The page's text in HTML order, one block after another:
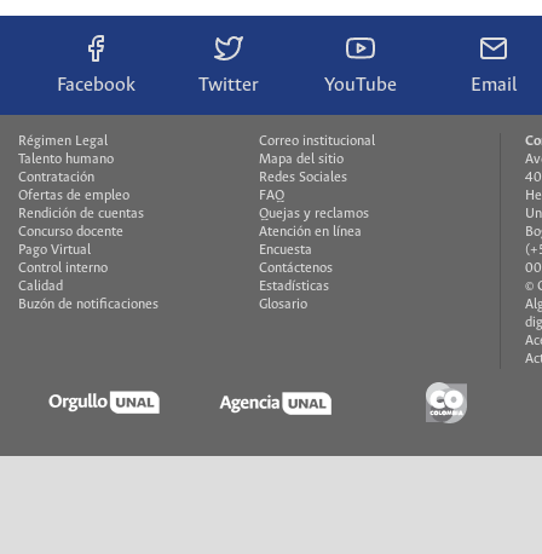
Facebook Twitter YouTube Email
Régimen Legal
Talento humano
Contratación
Ofertas de empleo
Rendición de cuentas
Concurso docente
Pago Virtual
Control interno
Calidad
Buzón de notificaciones
Correo institucional
Mapa del sitio
Redes Sociales
FAQ
Quejas y reclamos
Atención en línea
Encuesta
Contáctenos
Estadísticas
Glosario
©